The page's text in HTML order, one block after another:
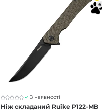
6
В наявності
Ніж складаний Ruike P122-MB